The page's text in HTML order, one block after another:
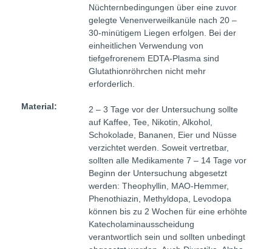
Material:
Nüchternbedingungen über eine zuvor
gelegte Venenverweilkanüle nach 20 –
30-minütigem Liegen erfolgen. Bei der
einheitlichen Verwendung von
tiefgefrorenem EDTA-Plasma sind
Glutathionröhrchen nicht mehr
erforderlich.
2 – 3 Tage vor der Untersuchung sollte
auf Kaffee, Tee, Nikotin, Alkohol,
Schokolade, Bananen, Eier und Nüsse
verzichtet werden. Soweit vertretbar,
sollten alle Medikamente 7 – 14 Tage vor
Beginn der Untersuchung abgesetzt
werden: Theophyllin, MAO-Hemmer,
Phenothiazin, Methyldopa, Levodopa
können bis zu 2 Wochen für eine erhöhte
Katecholaminausscheidung
verantwortlich sein und sollten unbedingt